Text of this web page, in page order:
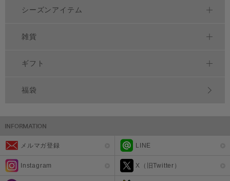
シーズンアイテム
雑貨
ギフト
福袋
メルマガ登録 LINE
Instagram X（旧Twitter）